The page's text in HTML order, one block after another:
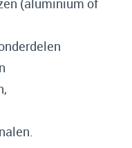
(aluminium of